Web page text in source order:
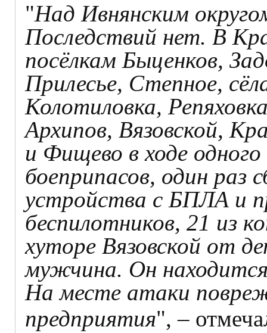
"Над Ивнянским
Последствий нет. В
посёлкам Быценков,
Прилесье, Степное,
Колотиловка,
Архипов, Вязовской,
и Фищево в ходе
боеприпасов, один раз
устройства с БПЛА и
беспилотников, 21 из
хуторе Вязовской от
мужчина. Он
На месте атаки
предприятия", –